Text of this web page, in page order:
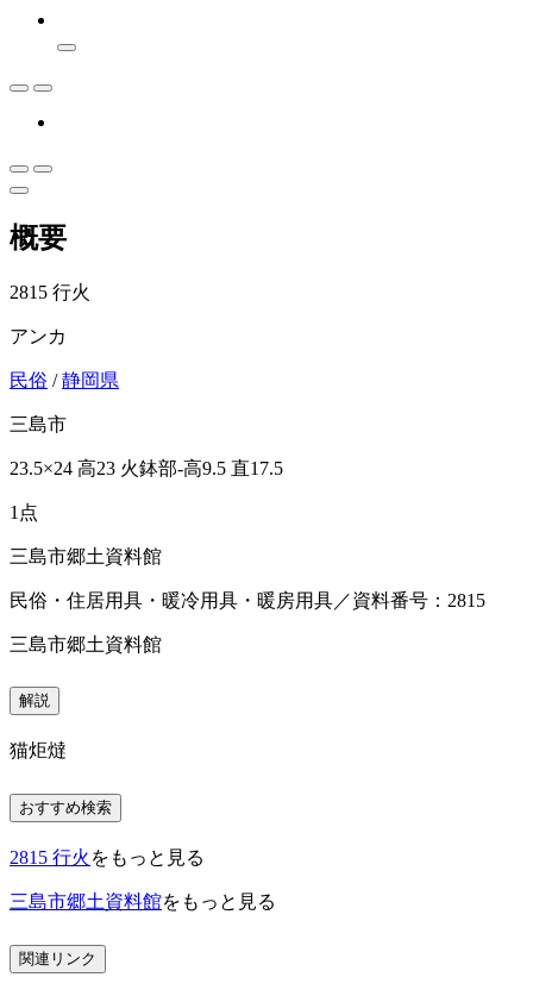
概要
2815 行火
アンカ
民俗 /静岡県
三島市
23.5×24 高23 火鉢部-高9.5 直17.5
1点
三島市郷土資料館
民俗・住居用具・暖冷用具・暖房用具／資料番号：2815
三島市郷土資料館
解説
猫炬燵
おすすめ検索
2815 行火 をもっと見る
三島市郷土資料館をもっと見る
関連リンク